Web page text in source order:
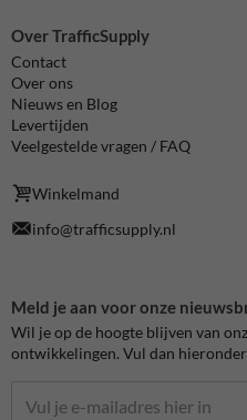
Over TrafficSupply
Contact
Over ons
Nieuws en Blog
Levertijden
Veelgestelde vragen / FAQ
Winkelmand
info@trafficsupply.nl
Meld je aan voor onze
Wil je op de hoogte blijven van
ontwikkelingen. Vul dan